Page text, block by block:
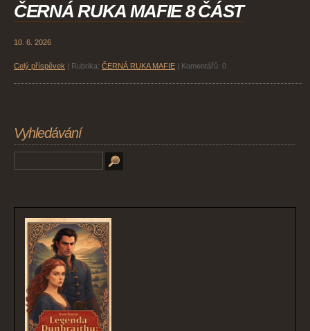
ČERNÁ RUKA MAFIE 8 ČÁST
10. 6. 2026
Celý příspěvek Rubrika: ČERNÁ RUKA MAFIE Komentářů: 0
Vyhledávání